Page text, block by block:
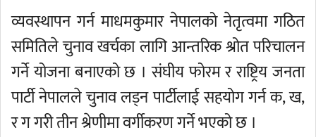
व्यवस्थापन गर्न माधमकुमार नेपालको नेतृत्वमा गठित
समितिले चुनाव खर्चका लागि आन्तरिक श्रोत परिचालन
गर्ने योजना बनाएको छ । संघीय फोरम र राष्ट्रिय जनता
पार्टी नेपालले चुनाव लड्न पार्टीलाई सहयोग गर्न क, ख,
र ग गरी तीन श्रेणीमा वर्गीकरण गर्ने भएको छ ।